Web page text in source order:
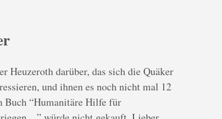
Heuzeroth darüber, das sich die Quäker
und ihnen es noch nicht mal 12
Buch “Humanitäre Hilfe für